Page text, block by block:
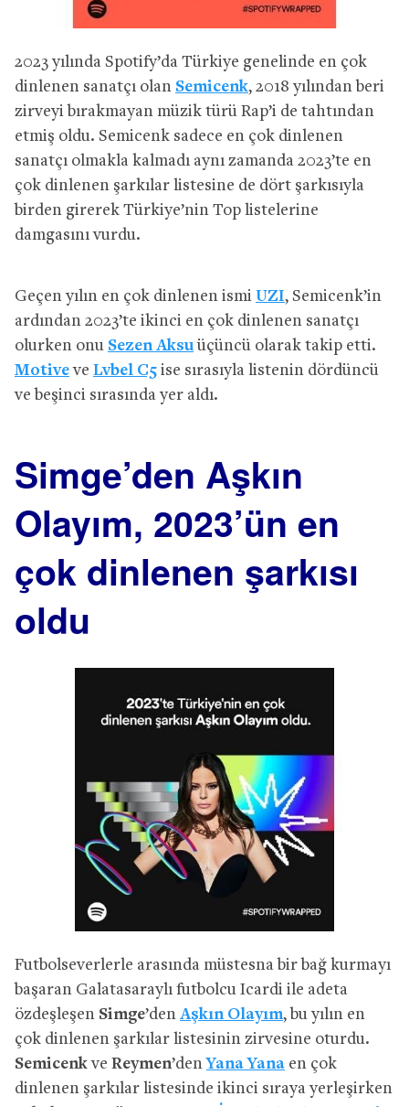
2023 yılında Spotify’da Türkiye genelinde en çok
dinlenen sanatçı olan Semicenk, 2018 yılından beri
zirveyi bırakmayan müzik türü Rap’i de tahtından
etmiş oldu. Semicenk sadece en çok dinlenen
sanatçı olmakla kalmadı aynı zamanda 2023’te en
çok dinlenen şarkılar listesine de dört şarkısıyla
birden girerek Türkiye’nin Top listelerine
damgasını vurdu.
Geçen yılın en çok dinlenen ismi UZI, Semicenk’in
ardından 2023’te ikinci en çok dinlenen sanatçı
olurken onu Sezen Aksuüçüncü olarak takip etti.
Motiveve Lvbel C5 ise sırasıyla listenin dördüncü
ve beşinci sırasında yer aldı.
Simge’den Aşkın
Olayım, 2023’ün en
çok dinlenen şarkısı
oldu
Futbolseverlerle arasında müstesna bir bağ kurmayı
başaran Galatasaraylı futbolcu Icardi ile adeta
özdeşleşen Simge’den Aşkın Olayım, bu yılın en
çok dinlenen şarkılar listesinin zirvesine oturdu.
Semicenkve Reymen’denYana Yana en çok
dinlenen şarkılar listesinde ikinci sıraya yerleşirken